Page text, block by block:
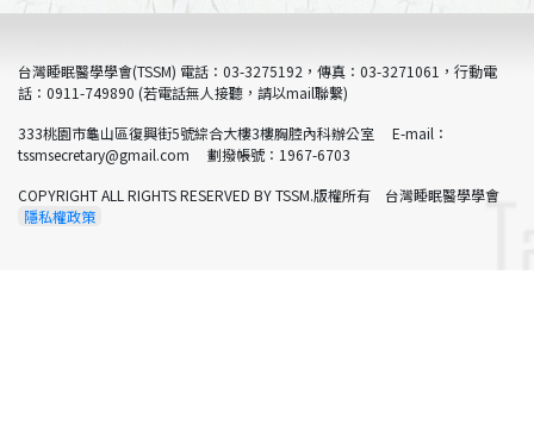
台灣睡眠醫學學會(TSSM) 電話：03-3275192，傳真：03-3271061，行動電
話：0911-749890 (若電話無人接聽，請以mail聯繫)
333桃園市龜山區復興街5號綜合大樓3樓胸腔內科辦公室 E-mail：
tssmsecretary@gmail.com 劃撥帳號：1967-6703
COPYRIGHT ALL RIGHTS RESERVED BY TSSM.版權所有 台灣睡眠醫學學會
隱私權政策